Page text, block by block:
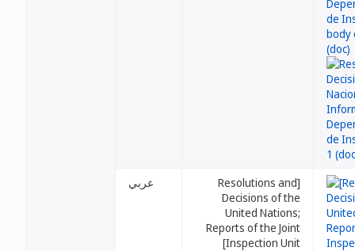
عربي
[Resolutions and
Decisions of the
United Nations;
Reports of the Joint
Inspection Unit]